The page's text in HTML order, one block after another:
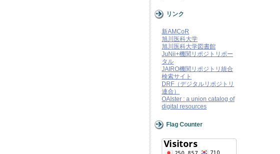
リンク
新AMCoR
旭川医科大学
旭川医科大学図書館
JuNii+機関リポジトリポー
タル
JAIRO機関リポジトリ統合
検索サイト
DRF（デジタルリポジトリ
連合）
OAIster : a union catalog of
digital resources
Flag Counter